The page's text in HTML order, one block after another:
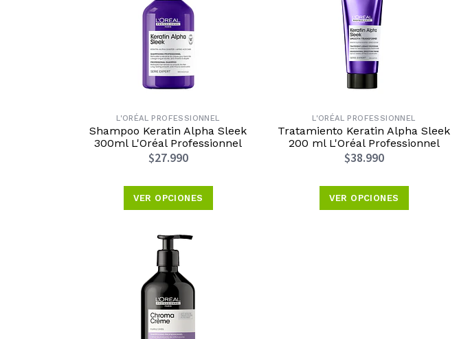
L'ORÉAL PROFESSIONNEL
Shampoo Keratin Alpha Sleek
300ml L'Oréal Professionnel
$27.990
VER OPCIONES
L'ORÉAL PROFESSIONNEL
Tratamiento Keratin Alpha Sleek
200 ml L'Oréal Professionnel
$38.990
VER OPCIONES